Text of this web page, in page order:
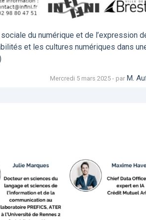
du numérique et de l’expression
et les cultures numériques dans
Mercredi 5 mars 2025 - par M.